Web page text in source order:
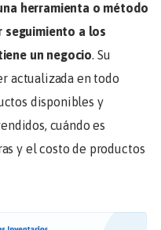
herramienta o método
seguimiento a los
un negocio. Su
actualizada en todo
disponibles y
cuándo es
y el costo de productos